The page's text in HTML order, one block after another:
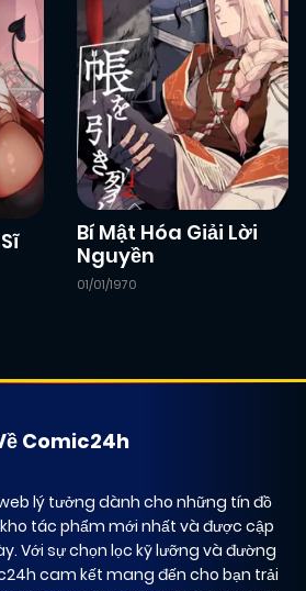
Bí Mật Hóa Giải Lời
Nguyền
01/01/1970
Comic24h
lý tưởng dành cho những tín đồ
kho tác phẩm mới nhất và được cập
Với sự chọn lọc kỹ lưỡng và đường
cam kết mang đến cho bạn trải